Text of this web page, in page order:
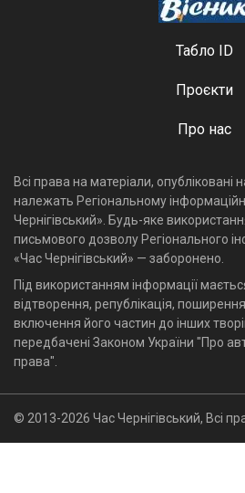
Табло ID
Проєкти
Про нас
Всі права на матеріали, опубліковані
належать Регіональному
Чернігівський». Будь-яке
письмового дозволу Регіонального
«Час Чернігівський» — заборонено.
Під використанням інформації
відтворення, републікація,
включення його частин до інших
передбачені Законом України "Про
права".
© 2013-2026 Час Чернігівський, Всі